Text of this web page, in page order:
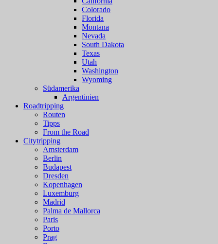
Colorado
Florida
Montana
Nevada
South Dakota
Texas
Utah
Washington
Wyoming
Südamerika
Argentinien
Roadtripping
Routen
Tipps
From the Road
Citytripping
Amsterdam
Berlin
Budapest
Dresden
Kopenhagen
Luxemburg
Madrid
Palma de Mallorca
Paris
Porto
Prag